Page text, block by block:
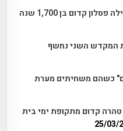
קדום בן 1,700 שנה
המקדש השני נחשף
כשהם משחיתים מערת
קדום מתקופת ימי בית
25/03/